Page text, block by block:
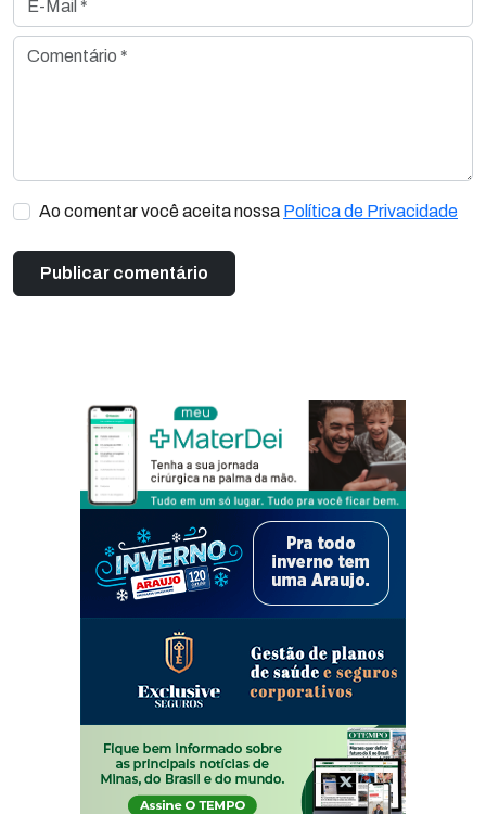
Comentário *
Ao comentar você aceita nossa Política de Privacidade